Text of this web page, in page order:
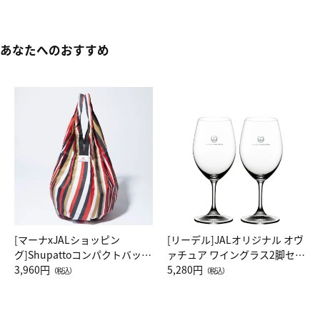
あなたへのおすすめ
[マーナxJALショッピン
グ]Shupattoコンパクトバッグ
Drop JAL客室乗務員（LC）ス
3,960円 （税込）
[リーデル]JALオリジナル オヴ
ァチュア ワイングラス2脚セッ
ト（レッドワイン）
5,280円 （税込）